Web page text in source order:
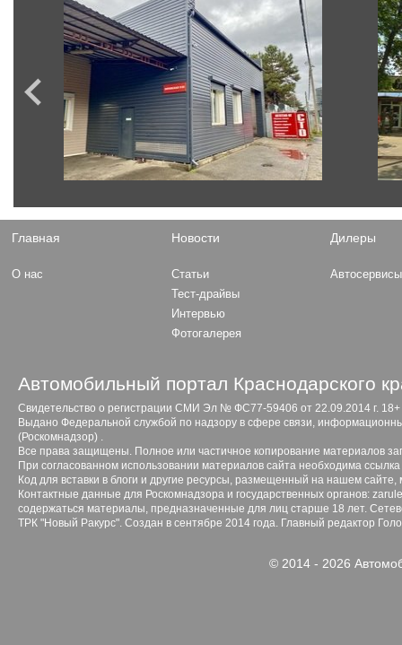
Главная
О нас
Новости
Статьи
Тест-драйвы
Интервью
Фотогалерея
Дилеры
Автосервисы
Автомобильный портал Краснодарского
Свидетельство о регистрации СМИ Эл № ФС77-59406 от 22.09.2014 г. 18+
Выдано Федеральной службой по надзору в сфере связи,
(Роскомнадзор) .
Все права защищены. Полное или частичное копирование материалов
При согласованном использовании материалов сайта необходима ссылка
Код для вставки в блоги и другие ресурсы, размещенный на нашем сайте,
Контактные данные для Роскомнадзора и государственных органов:
содержаться материалы, предназначенные для лиц старше 18 лет.
ТРК "Новый Ракурс". Создан в сентябре 2014 года. Главный редактор
© 2014 - 2026